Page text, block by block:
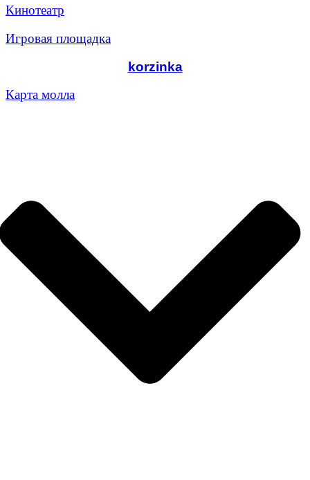
Кинотеатр
Игровая площадка
korzinka
Карта молла